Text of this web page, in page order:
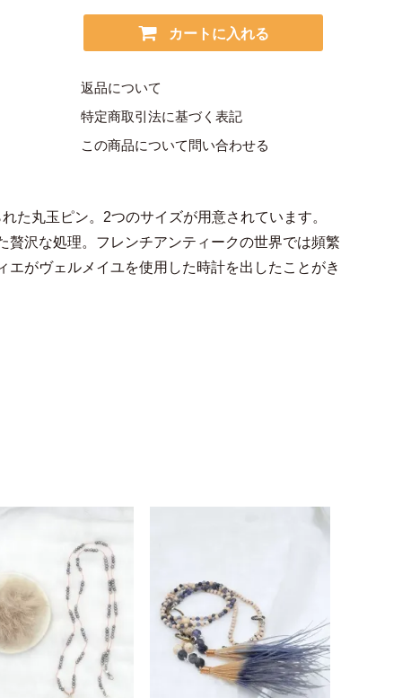
カートに入れる
返品について
特定商取引法に基づく表記
この商品について問い合わせる
た丸玉ピン。2つのサイズが用意されています。
沢な処理。フレンチアンティークの世界では頻繁
がヴェルメイユを使用した時計を出したことがき